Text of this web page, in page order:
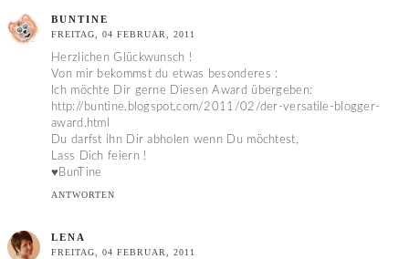
BUNTINE
FREITAG, 04 FEBRUAR, 2011
Herzlichen Glückwunsch !
Von mir bekommst du etwas besonderes :
Ich möchte Dir gerne Diesen Award übergeben:
http://buntine.blogspot.com/2011/02/der-versatile-blogger-
award.html
Du darfst ihn Dir abholen wenn Du möchtest,
Lass Dich feiern !
♥BunTine
ANTWORTEN
LENA
FREITAG, 04 FEBRUAR, 2011